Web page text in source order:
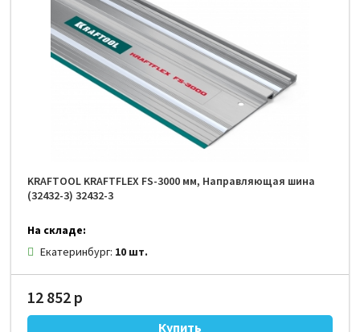
KRAFTOOL KRAFTFLEX FS-3000 мм, Направляющая шина
(32432-3) 32432-3
На складе:
Екатеринбург: 10 шт.
12 852 р